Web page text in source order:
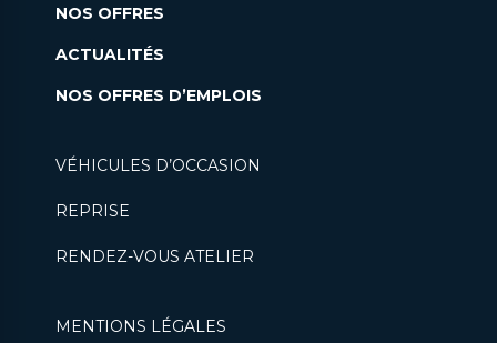
NOS OFFRES
ACTUALITÉS
NOS OFFRES D’EMPLOIS
VÉHICULES D’OCCASION
REPRISE
RENDEZ-VOUS ATELIER
MENTIONS LÉGALES